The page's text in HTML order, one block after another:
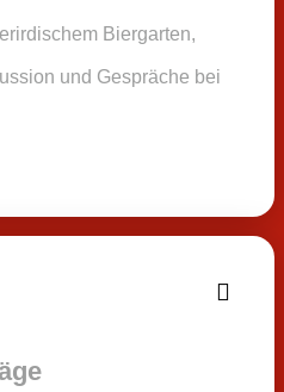
Biergarten,
und Gespräche bei